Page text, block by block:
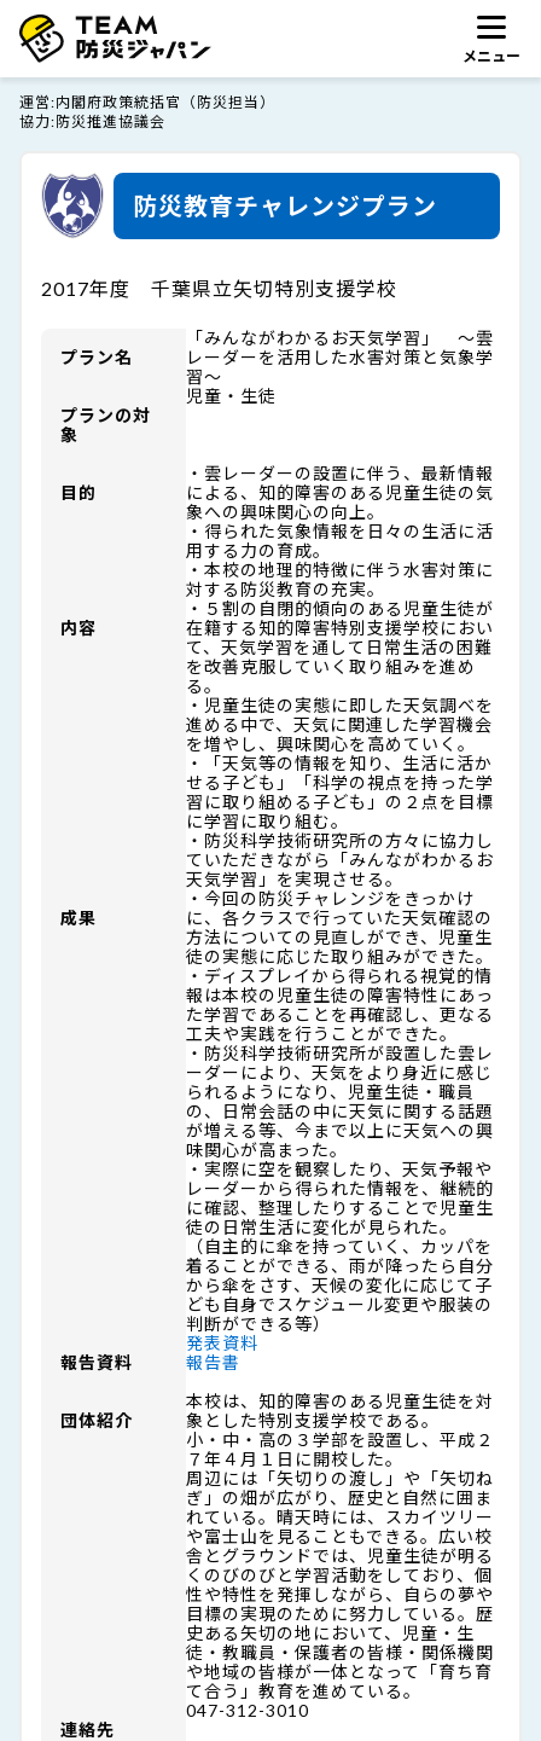
メニュー
運営 内閣府政策統括官（防災担当）
協力 防災推進協議会
防災教育チャレンジプラン
2017年度 千葉県立矢切特別支援学校
プラン名
「みんながわかるお天気学習」 ～雲
レーダーを活用した水害対策と気象学
習～
プランの対
象
児童・生徒
目的
・雲レーダーの設置に伴う、最新情報
による、知的障害のある児童生徒の気
象への興味関心の向上。
・得られた気象情報を日々の生活に活
用する力の育成。
・本校の地理的特徴に伴う水害対策に
対する防災教育の充実。
内容
・５割の自閉的傾向のある児童生徒が
在籍する知的障害特別支援学校におい
て、天気学習を通して日常生活の困難
を改善克服していく取り組みを進め
る。
・児童生徒の実態に即した天気調べを
進める中で、天気に関連した学習機会
を増やし、興味関心を高めていく。
・「天気等の情報を知り、生活に活か
せる子ども」「科学の視点を持った学
習に取り組める子ども」の２点を目標
に学習に取り組む。
・防災科学技術研究所の方々に協力し
ていただきながら「みんながわかるお
天気学習」を実現させる。
成果
・今回の防災チャレンジをきっかけ
に、各クラスで行っていた天気確認の
方法についての見直しができ、児童生
徒の実態に応じた取り組みができた。
・ディスプレイから得られる視覚的情
報は本校の児童生徒の障害特性にあっ
た学習であることを再確認し、更なる
工夫や実践を行うことができた。
・防災科学技術研究所が設置した雲レ
ーダーにより、天気をより身近に感じ
られるようになり、児童生徒・職員
の、日常会話の中に天気に関する話題
が増える等、今まで以上に天気への興
味関心が高まった。
・実際に空を観察したり、天気予報や
レーダーから得られた情報を、継続的
に確認、整理したりすることで児童生
徒の日常生活に変化が見られた。
（自主的に傘を持っていく、カッパを
着ることができる、雨が降ったら自分
から傘をさす、天候の変化に応じて子
ども自身でスケジュール変更や服装の
判断ができる等）
報告資料
発表資料
報告書
団体紹介
本校は、知的障害のある児童生徒を対
象とした特別支援学校である。
小・中・高の３学部を設置し、平成２
７年４月１日に開校した。
周辺には「矢切りの渡し」や「矢切ね
ぎ」の畑が広がり、歴史と自然に囲ま
れている。晴天時には、スカイツリー
や富士山を見ることもできる。広い校
舎とグラウンドでは、児童生徒が明る
くのびのびと学習活動をしており、個
性や特性を発揮しながら、自らの夢や
目標の実現のために努力している。歴
史ある矢切の地において、児童・生
徒・教職員・保護者の皆様・関係機関
や地域の皆様が一体となって「育ち育
て合う」教育を進めている。
連絡先
047-312-3010